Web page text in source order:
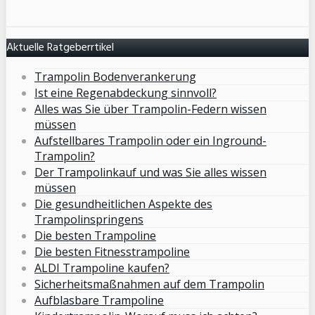
Aktuelle Ratgeberrtikel
Trampolin Bodenverankerung
Ist eine Regenabdeckung sinnvoll?
Alles was Sie über Trampolin-Federn wissen
müssen
Aufstellbares Trampolin oder ein Inground-
Trampolin?
Der Trampolinkauf und was Sie alles wissen
müssen
Die gesundheitlichen Aspekte des
Trampolinspringens
Die besten Trampoline
Die besten Fitnesstrampoline
ALDI Trampoline kaufen?
Sicherheitsmaßnahmen auf dem Trampolin
Aufblasbare Trampoline